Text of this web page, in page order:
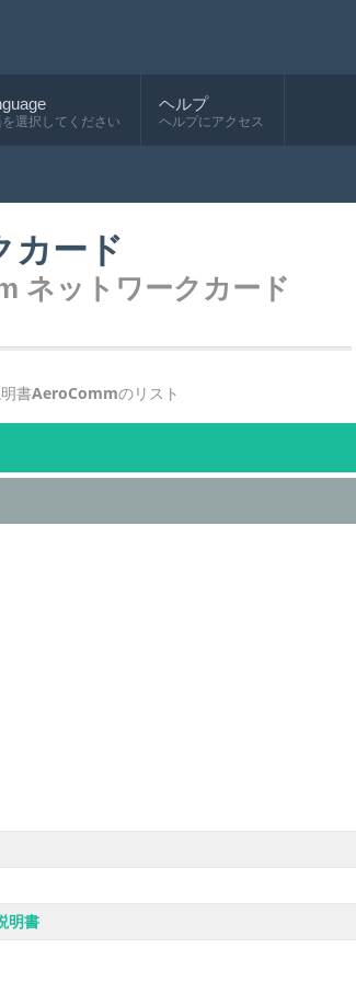
選択してください
ヘルプ
ヘルプにアクセス
カード
ネットワークカード
書AeroCommのリスト
明書